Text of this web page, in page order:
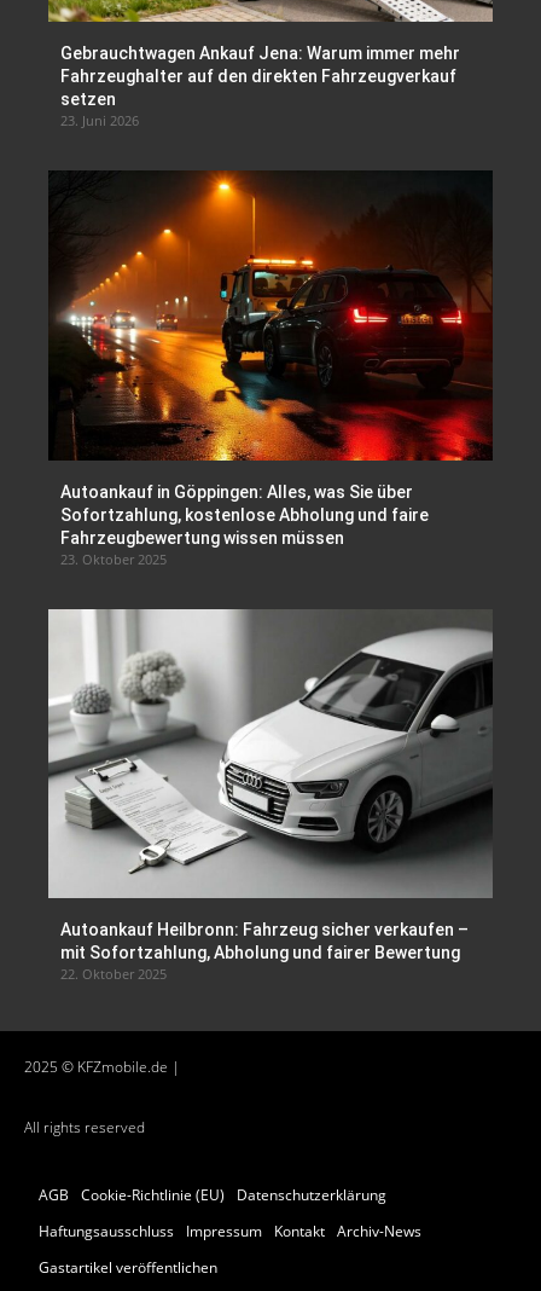
Gebrauchtwagen Ankauf Jena: Warum immer mehr
Fahrzeughalter auf den direkten Fahrzeugverkauf
setzen
23. Juni 2026
Autoankauf in Göppingen: Alles, was Sie über
Sofortzahlung, kostenlose Abholung und faire
Fahrzeugbewertung wissen müssen
23. Oktober 2025
Autoankauf Heilbronn: Fahrzeug sicher verkaufen –
mit Sofortzahlung, Abholung und fairer Bewertung
22. Oktober 2025
2025 © KFZmobile.de |
All rights reserved
AGB Cookie-Richtlinie (EU)
Datenschutzerklärung
Haftungsausschluss
Impressum Kontakt Archiv-News
Gastartikel veröffentlichen